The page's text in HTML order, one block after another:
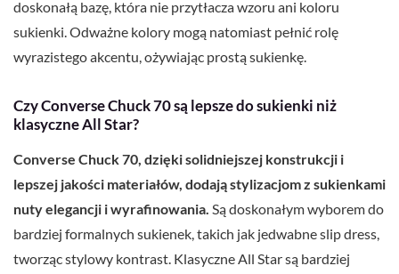
doskonałą bazę, która nie przytłacza wzoru ani koloru
sukienki. Odważne kolory mogą natomiast pełnić rolę
wyrazistego akcentu, ożywiając prostą sukienkę.
Czy Converse Chuck 70 są lepsze do sukienki niż
klasyczne All Star?
Converse Chuck 70, dzięki solidniejszej konstrukcji i
lepszej jakości materiałów, dodają stylizacjom z sukienkami
nuty elegancji i wyrafinowania. Są doskonałym wyborem do
bardziej formalnych sukienek, takich jak jedwabne slip dress,
tworząc stylowy kontrast. Klasyczne All Star są bardziej